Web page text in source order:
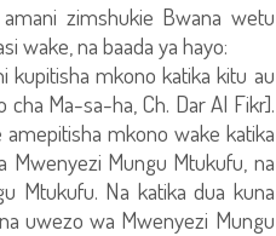
zimshukie Bwana wetu
wake, na baada ya hayo:
kupitisha mkono katika kitu au
Ma-sa-ha, Ch. Dar Al Fikr].
mkono wake katika
Mwenyezi Mungu Mtukufu, na
Mtukufu. Na katika dua kuna
uwezo wa Mwenyezi Mungu